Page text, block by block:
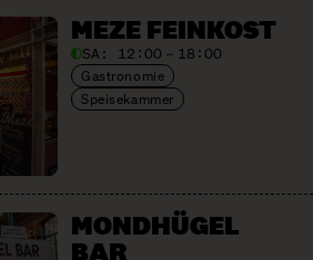
MEZE FEINKOST
SA: 12:00 – 18:00
Gastronomie
Speisekammer
MONDHÜGEL
BAR